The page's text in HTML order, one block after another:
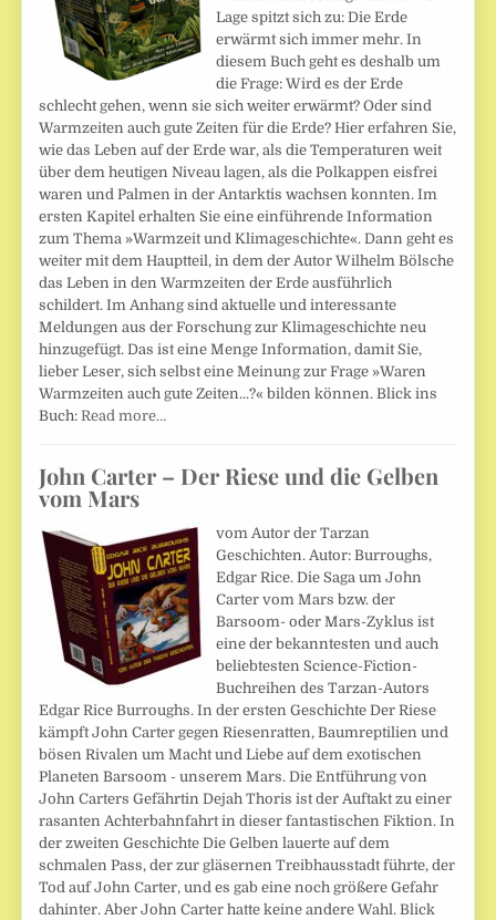
Lage spitzt sich zu: Die Erde
erwärmt sich immer mehr. In
diesem Buch geht es deshalb um
die Frage: Wird es der Erde
schlecht gehen, wenn sie sich weiter erwärmt? Oder sind
Warmzeiten auch gute Zeiten für die Erde? Hier erfahren Sie,
wie das Leben auf der Erde war, als die Temperaturen weit
über dem heutigen Niveau lagen, als die Polkappen eisfrei
waren und Palmen in der Antarktis wachsen konnten. Im
ersten Kapitel erhalten Sie eine einführende Information
zum Thema »Warmzeit und Klimageschichte«. Dann geht es
weiter mit dem Hauptteil, in dem der Autor Wilhelm Bölsche
das Leben in den Warmzeiten der Erde ausführlich
schildert. Im Anhang sind aktuelle und interessante
Meldungen aus der Forschung zur Klimageschichte neu
hinzugefügt. Das ist eine Menge Information, damit Sie,
lieber Leser, sich selbst eine Meinung zur Frage »Waren
Warmzeiten auch gute Zeiten...?« bilden können. Blick ins
Buch:Read more…
John Carter – Der Riese und die Gelben
vom Mars
vom Autor der Tarzan
Geschichten. Autor: Burroughs,
Edgar Rice. Die Saga um John
Carter vom Mars bzw. der
Barsoom- oder Mars-Zyklus ist
eine der bekanntesten und auch
beliebtesten Science-Fiction-
Buchreihen des Tarzan-Autors
Edgar Rice Burroughs. In der ersten Geschichte Der Riese
kämpft John Carter gegen Riesenratten, Baumreptilien und
bösen Rivalen um Macht und Liebe auf dem exotischen
Planeten Barsoom - unserem Mars. Die Entführung von
John Carters Gefährtin Dejah Thoris ist der Auftakt zu einer
rasanten Achterbahnfahrt in dieser fantastischen Fiktion. In
der zweiten Geschichte Die Gelben lauerte auf dem
schmalen Pass, der zur gläsernen Treibhausstadt führte, der
Tod auf John Carter, und es gab eine noch größere Gefahr
dahinter. Aber John Carter hatte keine andere Wahl. Blick